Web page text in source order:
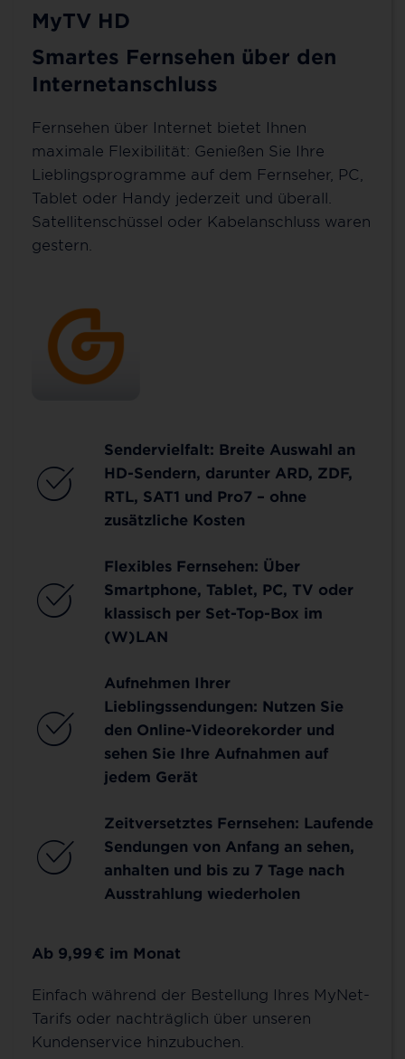
MyTV HD
Smartes Fernsehen über den
Internetanschluss
Fernsehen über Internet bietet Ihnen
maximale Flexibilität: Genießen Sie Ihre
Lieblingsprogramme auf dem Fernseher, PC,
Tablet oder Handy jederzeit und überall.
Satellitenschüssel oder Kabelanschluss waren
gestern.
Sendervielfalt: Breite Auswahl an
HD-Sendern, darunter ARD, ZDF,
RTL, SAT1 und Pro7 – ohne
zusätzliche Kosten
Flexibles Fernsehen: Über
Smartphone, Tablet, PC, TV oder
klassisch per Set-Top-Box im
(W)LAN
Aufnehmen Ihrer
Lieblingssendungen: Nutzen Sie
den Online-Videorekorder und
sehen Sie Ihre Aufnahmen auf
jedem Gerät
Zeitversetztes Fernsehen: Laufende
Sendungen von Anfang an sehen,
anhalten und bis zu 7 Tage nach
Ausstrahlung wiederholen
Ab 9,99 € im Monat
Einfach während der Bestellung Ihres MyNet-
Tarifs oder nachträglich über unseren
Kundenservice hinzubuchen.